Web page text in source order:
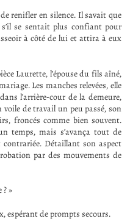
renifler en silence. Il savait que
se sentait plus confiant pour
à côté de lui et attira à eux
Laurette, l’épouse du fils aîné,
Les manches relevées, elle
l’arrière-cour de la demeure,
voile de travail un peu passé, son
froncés comme bien souvent.
temps, mais s’avança tout de
contrariée. Détaillant son aspect
par des mouvements de
»
espérant de prompts secours.